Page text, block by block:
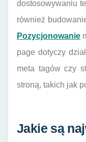
dostosowywaniu
również
Pozycjonowanie
page dotyczy
meta tagów czy
stroną, takich jak
Jakie są